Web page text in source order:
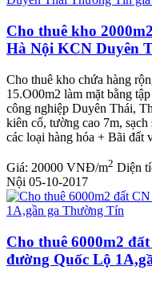
Cho thuê kho
Hà Nội KCN Duyên
Cho thuê kho chứa hàng
15.O00m2 làm mặt bằng
công nghiệp Duyên Thái,
kiên cố, tường cao 7m,
các loại hàng hóa + Bãi đất
Giá: 20000 VNĐ/m2 Diện
Nội 05-10-2017
Cho thuê 6000m2
đường Quốc Lộ